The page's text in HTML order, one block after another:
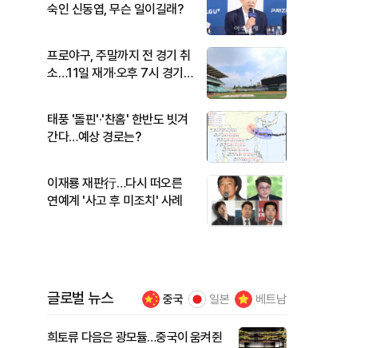
숙인 신동엽, 무슨 일이길래?
프로야구, 주말까지 전 경기 취
소…11일 재개·오후 7시 경기
태풍 '돌핀'·'찬홈' 한반도 빗겨
간다…예상 경로는?
이재룡 재판行…다시 떠오른
연예계 '사고 후 미조치' 사례
글로벌 뉴스 중국 일본 베트남
희토류 다음은 광모듈…중국이 움켜쥔